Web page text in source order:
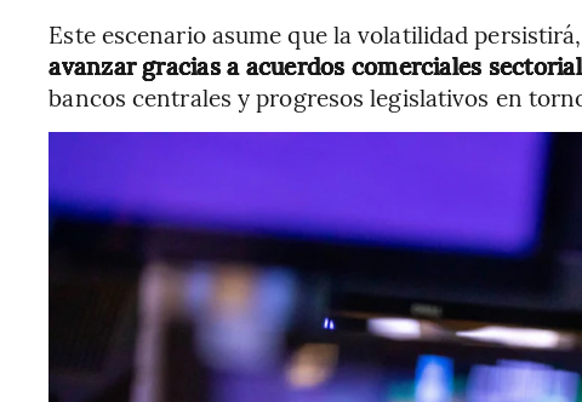
Este escenario asume que la volatilidad persistirá,
avanzar gracias a acuerdos comerciales
bancos centrales y progresos legislativos en